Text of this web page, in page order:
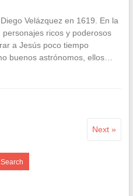
Velázquez en 1619. En la
ricos y poderosos
a Jesús poco tiempo
buenos astrónomos, ellos…
Next »
Search